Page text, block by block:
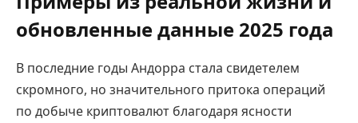
обновленные данные 2025 года
В последние годы Андорра стала свидетелем
скромного, но значительного притока операций
по добыче криптовалют благодаря ясности